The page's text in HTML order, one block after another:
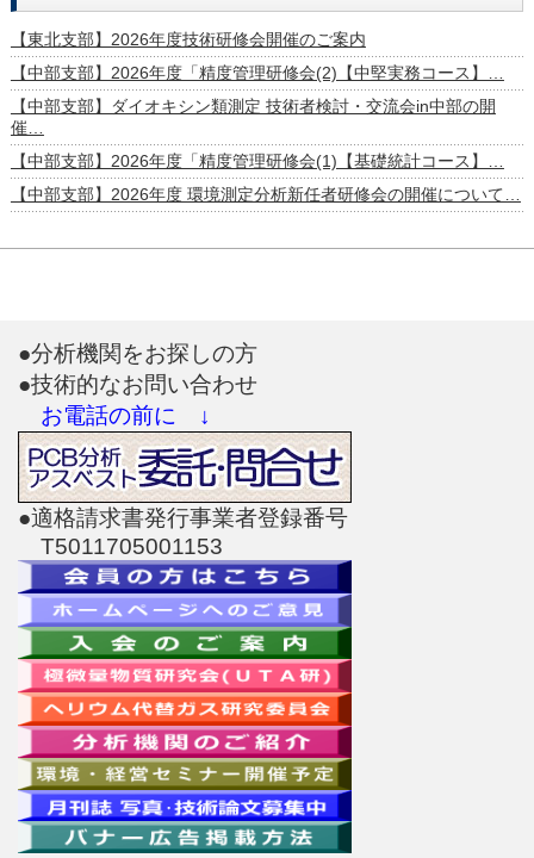
【東北支部】2026年度技術研修会開催のご案内
【中部支部】2026年度「精度管理研修会(2)【中堅実務コース】…
【中部支部】ダイオキシン類測定 技術者検討・交流会in中部の開
催…
【中部支部】2026年度「精度管理研修会(1)【基礎統計コース】…
【中部支部】2026年度 環境測定分析新任者研修会の開催について…
●分析機関をお探しの方
●技術的なお問い合わせ
お電話の前に ↓
●適格請求書発行事業者登録番号
T5011705001153